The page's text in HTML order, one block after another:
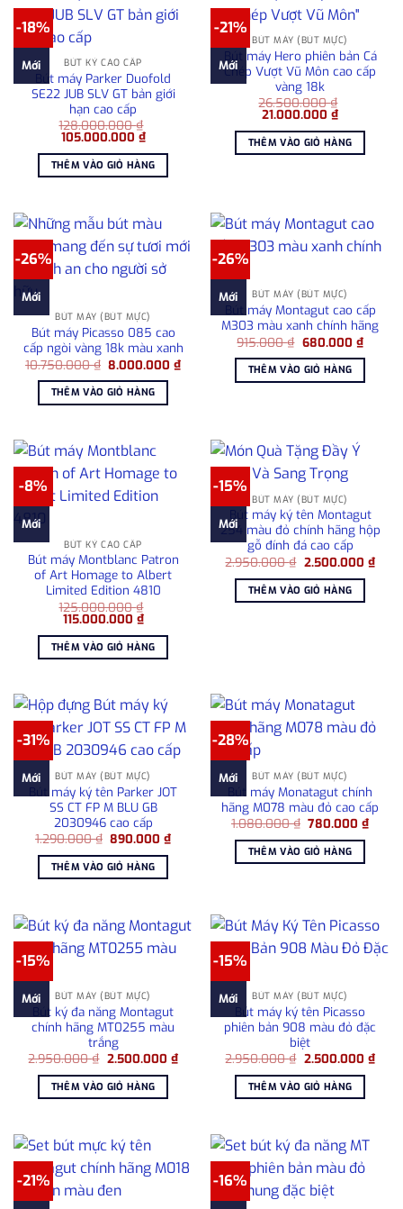
-18%
Mới BÚT KÝ CAO CẤP
Bút máy Parker Duofold
SE22 JUB SLV GT bản giới
hạn cao cấp
128.000.000₫
Giá
là:
128.000.000 ₫.
105.000.000 ₫Giá
hiện
tại
là:
105.000.000 ₫.
THÊM VÀO GIỎ HÀNG
-21%
Mới
BÚT MÁY (BÚT MỰC)
Bút máy Hero phiên bản Cá
Chép Vượt Vũ Môn cao cấp
vàng 18k
26.500.000₫
Giá
là:
26.500.000 ₫.
21.000.000 ₫Giá
hiện
tại
là:
THÊM VÀO GIỎ HÀNG
-26%
Mới
BÚT MÁY (BÚT MỰC)
Bút máy Picasso 085 cao
cấp ngòi vàng 18k màu xanh
10.750.000₫ Giá
là:
10.750.000 ₫.
8.000.000₫Giá
hiện
THÊM VÀO GIỎ HÀNG
-26%
Mới BÚT MÁY (BÚT MỰC)
Bút máy Montagut cao cấp
M303 màu xanh chính hãng
915.000₫ Giá
là:
915.000 ₫.
680.000 ₫Giá
hiện
tại
THÊM VÀO GIỎ HÀNG
-8%
Mới
BÚT KÝ CAO CẤP
Bút máy Montblanc Patron
of Art Homage to Albert
Limited Edition 4810
125.000.000₫
Giá
là:
125.000.000 ₫.
115.000.000 ₫Giá
hiện
tại
là:
115.000.000 ₫.
THÊM VÀO GIỎ HÀNG
-15%
Mới
BÚT MÁY (BÚT MỰC)
Bút máy ký tên Montagut
254 màu đỏ chính hãng hộp
gỗ đính đá cao cấp
2.950.000₫ Giá
là:
2.950.000 ₫.
2.500.000 ₫Giá
hiện
THÊM VÀO GIỎ HÀNG
-31%
Mới BÚT MÁY (BÚT MỰC)
Bút máy ký tên Parker JOT
SS CT FP M BLU GB
2030946 cao cấp
1.290.000₫ Giá
là:
1.290.000 ₫.
890.000₫Giá
hiện
THÊM VÀO GIỎ HÀNG
-28%
Mới BÚT MÁY (BÚT MỰC)
Bút máy Monatagut chính
hãng M078 màu đỏ cao cấp
1.080.000₫ Giá
là:
1.080.000 ₫.
780.000₫Giá
hiện
THÊM VÀO GIỎ HÀNG
-15%
Mới BÚT MÁY (BÚT MỰC)
Bút ký đa năng Montagut
chính hãng MT0255 màu
trắng
2.950.000₫ Giá
là:
2.950.000 ₫.
2.500.000 ₫Giá
THÊM VÀO GIỎ HÀNG
-15%
Mới BÚT MÁY (BÚT MỰC)
Bút máy ký tên Picasso
phiên bản 908 màu đỏ đặc
biệt
2.950.000₫ Giá
là:
2.950.000 ₫.
2.500.000 ₫Giá
THÊM VÀO GIỎ HÀNG
-21% -16%